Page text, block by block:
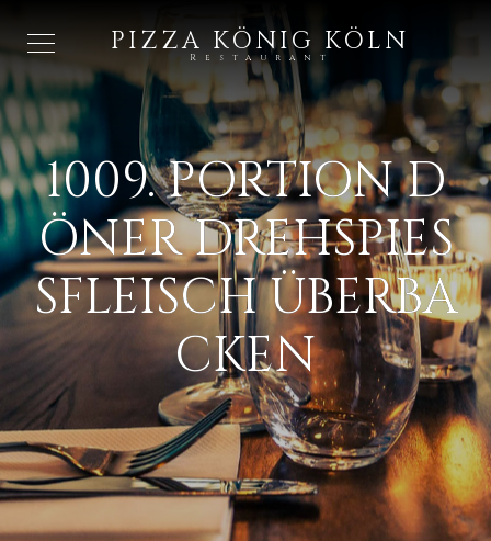
PIZZA KÖNIG KÖLN
Restaurant
1009. PORTION D
ÖNER DREHSPIESS
FLEISCH ÜBERBAC
KEN